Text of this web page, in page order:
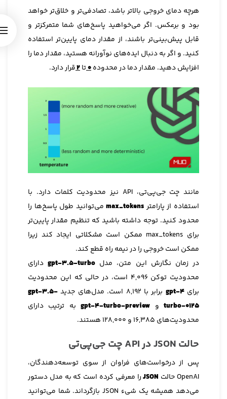
هرچه دمای خروجی بالاتر باشد، تصادفی‌تر و خلاق‌تر خواهد
بود و برعکس. اگر می‌خواهید پاسخ‌های شما متمرکزتر و
قابل پیش‌بینی‌تر باشند، از مقدار دمای پایین‌تر استفاده
کنید. و اگر به دنبال ایده‌های نوآورانه هستید، مقدار دما را
افزایش دهید. مقدار دما در محدوده۰تا۲قرار دارد.
مانند چت جی‌پی‌تی، API نیز محدودیت کلمات دارد. با
استفاده از پارامترmax_tokensمی‌توانید طول پاسخ‌ها را
محدود کنید. توجه داشته باشید که تنظیم مقدار پایین‌تر
برای max_tokens ممکن است مشکلاتی ایجاد کند زیرا
ممکن است خروجی را در نیمه راه قطع کند.
در زمان نگارش این متن، مدل gpt-3.5-turboدارای
محدودیت توکن ۴,۰۹۶ است، در حالی که این محدودیت
برایgpt-4 برابر با ۸,۱۹۲ است. مدل‌های جدید
gpt-3.5-
turbo-0125و gpt-4-turbo-previewبه ترتیب دارای
محدودیت‌های ۱۶,۳۸۵ و ۱۲۸,۰۰۰ هستند.
حالت JSON در API چت جی‌پی‌تی
پس از درخواست‌های فراوان از سوی توسعه‌دهندگان،
OpenAI حالت
JSONرا معرفی کرده است که به مدل دستور
می‌دهد همیشه یک شیء JSON بازگرداند. شما می‌توانید